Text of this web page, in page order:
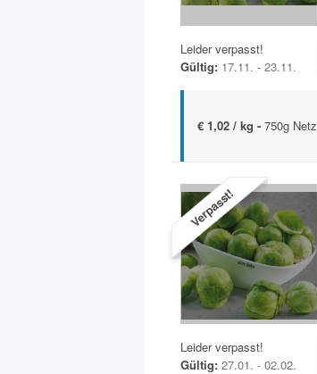
Leider verpasst!
Gültig: 17.11. - 23.11.
€ 1,02 / kg - 750g Netz
Verpasst!
Leider verpasst!
Gültig: 27.01. - 02.02.